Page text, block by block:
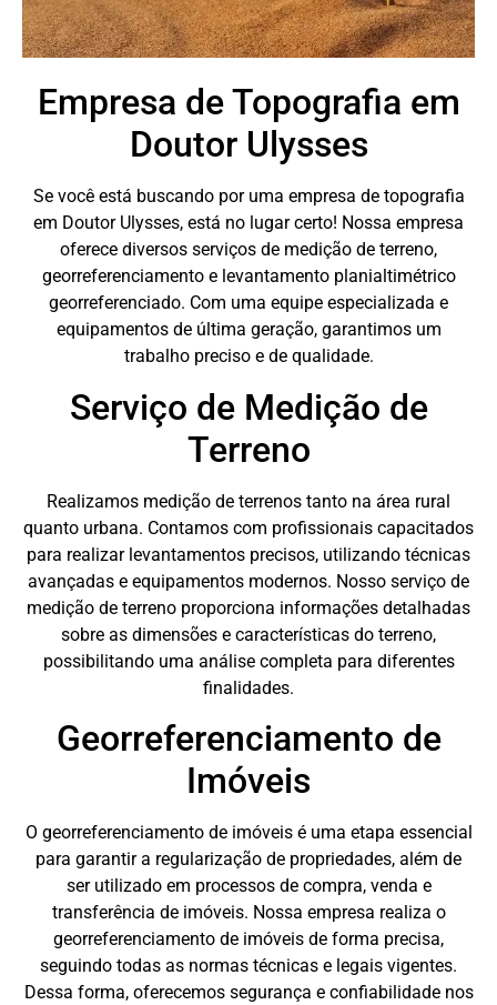
Empresa de Topografia em
Doutor Ulysses
Se você está buscando por uma empresa de topografia
em Doutor Ulysses, está no lugar certo! Nossa empresa
oferece diversos serviços de medição de terreno,
georreferenciamento e levantamento planialtimétrico
georreferenciado. Com uma equipe especializada e
equipamentos de última geração, garantimos um
trabalho preciso e de qualidade.
Serviço de Medição de
Terreno
Realizamos medição de terrenos tanto na área rural
quanto urbana. Contamos com profissionais capacitados
para realizar levantamentos precisos, utilizando técnicas
avançadas e equipamentos modernos. Nosso serviço de
medição de terreno proporciona informações detalhadas
sobre as dimensões e características do terreno,
possibilitando uma análise completa para diferentes
finalidades.
Georreferenciamento de
Imóveis
O georreferenciamento de imóveis é uma etapa essencial
para garantir a regularização de propriedades, além de
ser utilizado em processos de compra, venda e
transferência de imóveis. Nossa empresa realiza o
georreferenciamento de imóveis de forma precisa,
seguindo todas as normas técnicas e legais vigentes.
Dessa forma, oferecemos segurança e confiabilidade nos